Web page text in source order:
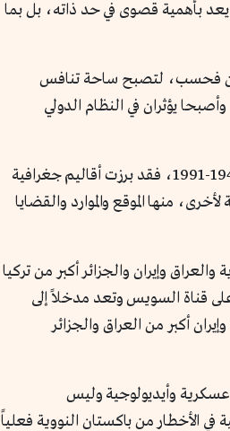
يعد بأهمية قصوى في حد ذاته، بل بما
فحسب، لتصبح ساحة تنافس
يؤثران في النظام الدولي
وفي ظل هذه الأوضاع، أفرزت بيئة ما بعد الحرب الباردة هيكلاً لنظام عالمي في توزيع القوة، يختلف عن ذاك الذي ساد في الفترة 1945-1991، فقد برزت أقاليم جغرافية
منها الموقع والموارد والقضايا
وإيران والجزائر أكبر من تركيا
قناة السويس وتعد مدخلاً إلى
أكبر من العراق والجزائر
وأيديولوجية وليس
الأخطار من باكستان النووية فعلياً